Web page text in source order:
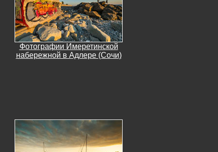
Фотографии Имеретинской
набережной в Адлере (Сочи)